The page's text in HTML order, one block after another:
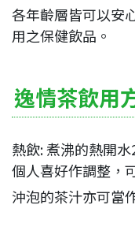
各年齡層皆可以安
用之保健飲品。
逸情茶飲用
熱飲: 煮沸的熱開
個人喜好作調整，
沖泡的茶汁亦可當